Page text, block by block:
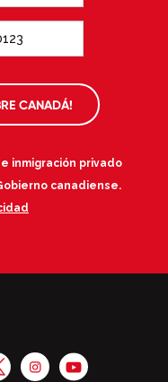
CANADÁ!
inmigración privado
canadiense.